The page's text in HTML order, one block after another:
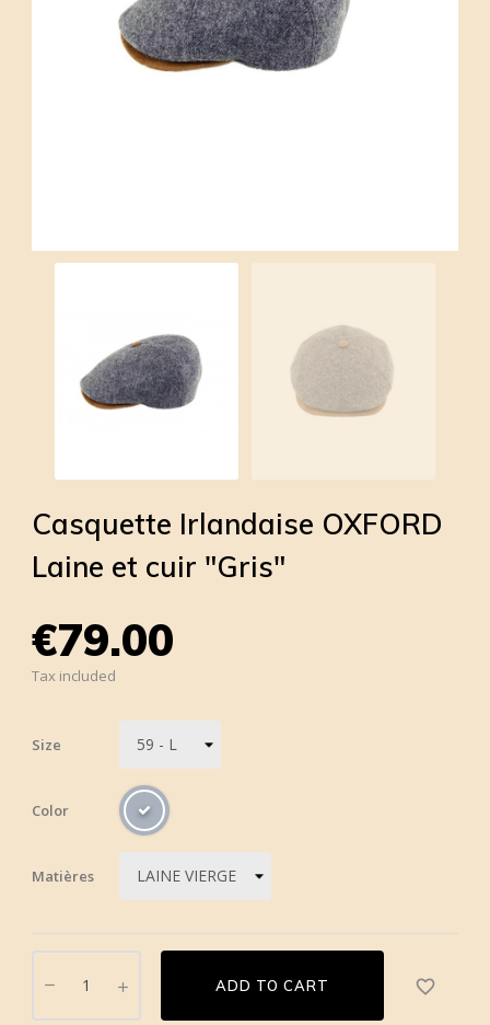
Casquette Irlandaise OXFORD
Laine et cuir "Gris"
€79.00
Tax included
Size
Color
Matières
ADD TO CART favorite_border